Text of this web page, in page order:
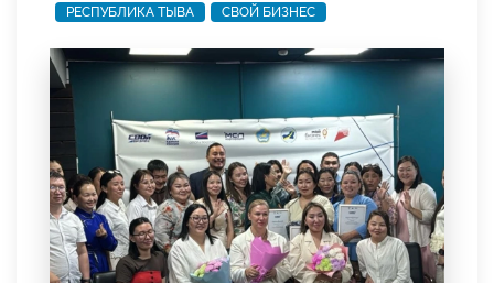
РЕСПУБЛИКА ТЫВА СВОЙ БИЗНЕС